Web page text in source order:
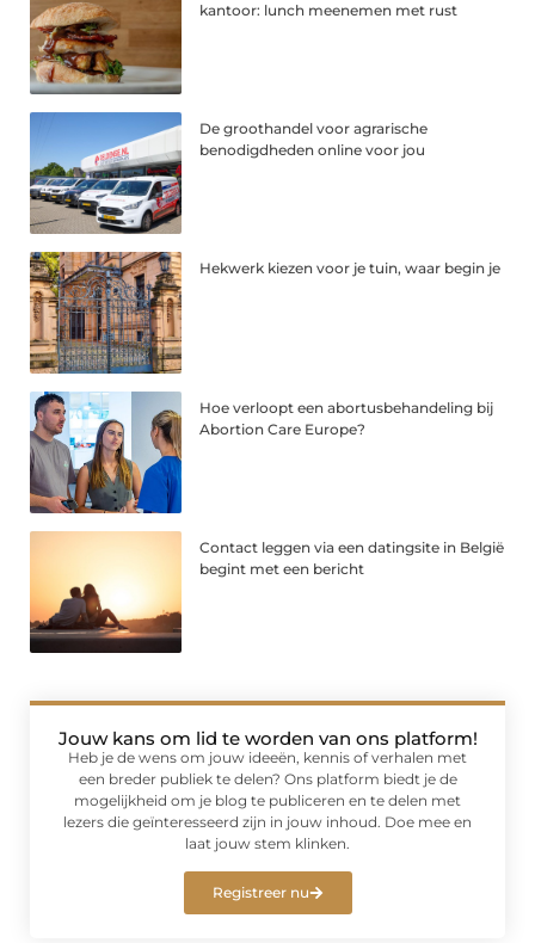
kantoor: lunch meenemen met rust
De groothandel voor agrarische
benodigdheden online voor jou
Hekwerk kiezen voor je tuin, waar begin je
Hoe verloopt een abortusbehandeling bij
Abortion Care Europe?
Contact leggen via een datingsite in België
begint met een bericht
Jouw kans om lid te worden van ons platform!
Heb je de wens om jouw ideeën, kennis of verhalen met
een breder publiek te delen? Ons platform biedt je de
mogelijkheid om je blog te publiceren en te delen met
lezers die geïnteresseerd zijn in jouw inhoud. Doe mee en
laat jouw stem klinken.
Registreer nu